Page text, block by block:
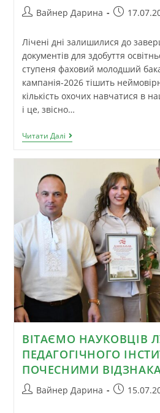
Вайнер Дарина
Лічені дні залишилися до
документів для здобуття
ступеня фаховий молодший
кампанія-2026 тішить
кількість охочих навчатися в
і це, звісно…
Читати Далі
ВІТАЄМО НАУКОВЦІВ
ПЕДАГОГІЧНОГО
ПОЧЕСНИМИ
Вайнер Дарина